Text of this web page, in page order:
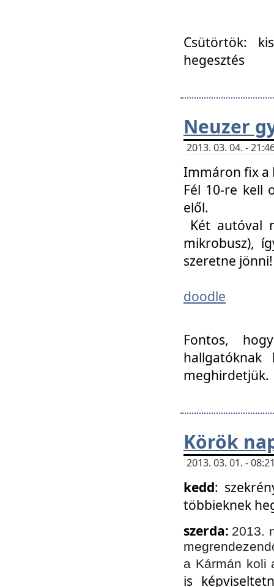
Csütörtök:
hegesztés
Neuzer
2013. 03. 04. -
Immáron fix a
Fél 10-re kell
elől.
Két autóval
mikrobusz),
szeretne jönni!
doodle
Fontos,
meghirdetjük.
Körök
2013. 03. 01. -
kedd:
többieknek
szerda: 2013.
a Kármán koli
is